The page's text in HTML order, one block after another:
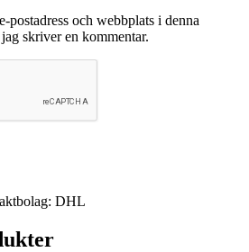
postadress och webbplats i denna
skriver en kommentar.
DHL